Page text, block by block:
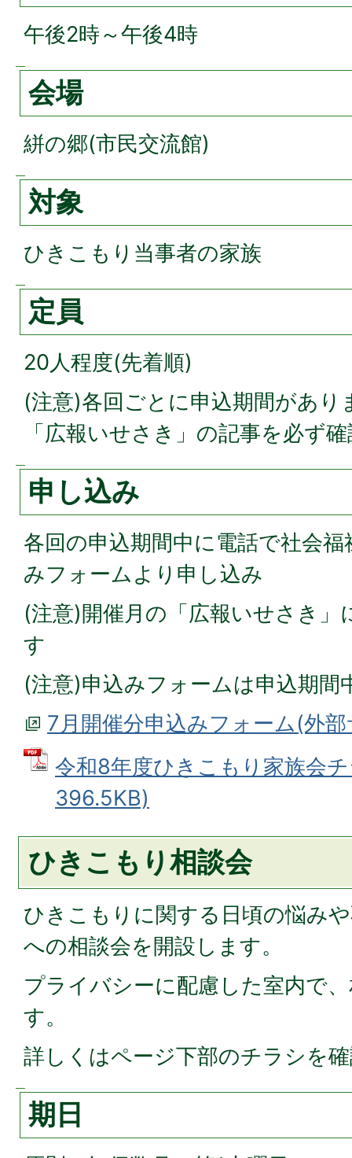
午後2時～午後4時
会場
絣の郷(市民交流館)
対象
ひきこもり当事者の家族
定員
20人程度(先着順)
(注意)各回ごとに申込期間があり
「広報いせさき」の記事を必ず
申し込み
各回の申込期間中に電話で社会
みフォームより申し込み
(注意)開催月の「広報いせさき」
す
(注意)申込みフォームは申込期間
7月開催分申込みフォーム(外
令和8年度ひきこもり家族会
396.5KB)
ひきこもり相談会
ひきこもりに関する日頃の悩み
への相談会を開設します。
プライバシーに配慮した室内で
す。
詳しくはページ下部のチラシを
期日